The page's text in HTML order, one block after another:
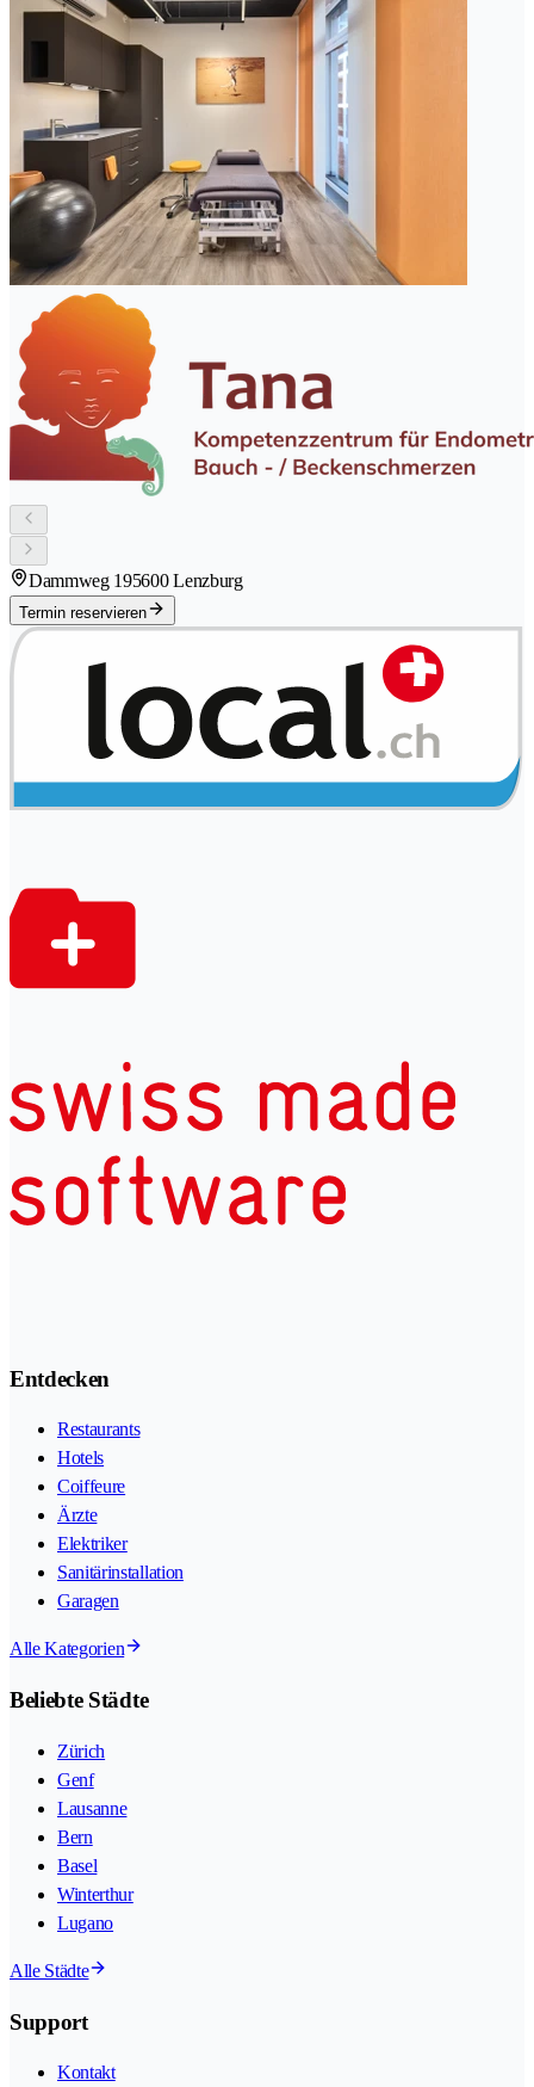
Dammweg 195600 Lenzburg
Termin reservieren
Entdecken
Restaurants
Hotels
Coiffeure
Ärzte
Elektriker
Sanitärinstallation
Garagen
Alle Kategorien
Beliebte Städte
Zürich
Genf
Lausanne
Bern
Basel
Winterthur
Lugano
Alle Städte
Support
Kontakt